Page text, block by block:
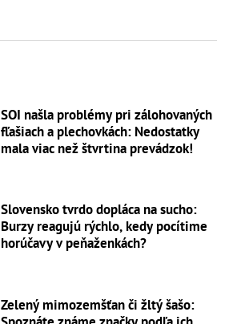
SOI našla problémy pri zálohovaných
fľašiach a plechovkách: Nedostatky
mala viac než štvrtina prevádzok!
Slovensko tvrdo dopláca na sucho:
Burzy reagujú rýchlo, kedy pocítime
horúčavy v peňaženkách?
Zelený mimozemšťan či žltý šašo: